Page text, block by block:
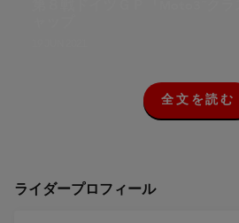
全
文
全文を読む
ライダープロフィール